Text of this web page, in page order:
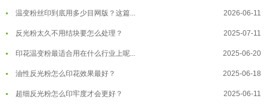
温变粉耐温真相：注塑"高温炼... 2026-07-03
夜间安全卫士：丝印反光粉搭配全攻... 2026-01-20
温变粉丝印到底用多少目网版？这篇... 2026-06-11
反光粉太久不用结块要怎么处理？ 2025-07-11
印花温变粉最适合用在什么行业上呢... 2025-06-20
油性反光粉怎么印花效果最好？ 2025-06-18
超细反光粉怎么印牢度才会更好？ 2025-06-11